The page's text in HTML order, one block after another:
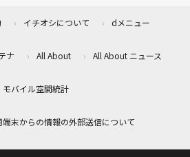
イチオシについて dメニュー
ナ All About All About ニュース
モバイル空間統計
末からの情報の外部送信について